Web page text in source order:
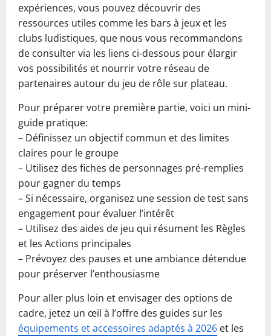
expériences, vous pouvez découvrir des
ressources utiles comme les bars à jeux et les
clubs ludistiques, que nous vous recommandons
de consulter via les liens ci-dessous pour élargir
vos possibilités et nourrir votre réseau de
partenaires autour du jeu de rôle sur plateau.
Pour préparer votre première partie, voici un mini-
guide pratique:
– Définissez un objectif commun et des limites
claires pour le groupe
– Utilisez des fiches de personnages pré-remplies
pour gagner du temps
– Si nécessaire, organisez une session de test sans
engagement pour évaluer l’intérêt
– Utilisez des aides de jeu qui résument les Règles
et les Actions principales
– Prévoyez des pauses et une ambiance détendue
pour préserver l’enthousiasme
Pour aller plus loin et envisager des options de
cadre, jetez un œil à l’offre des guides sur les
équipements et accessoires adaptés à 2026 et les